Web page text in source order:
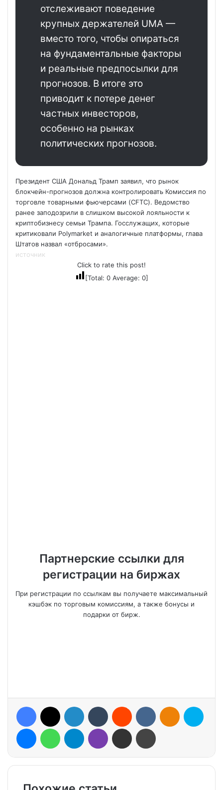
отслеживают поведение
крупных держателей UMA —
вместо того, чтобы опираться
на фундаментальные факторы
и реальные предпосылки для
прогнозов. В итоге это
приводит к потере денег
частных инвесторов,
особенно на рынках
политических прогнозов.
Президент США Дональд Трамп заявил, что рынок
блокчейн-прогнозов должна контролировать Комиссия по
торговле товарными фьючерсами (CFTC). Ведомство
ранее заподозрили в слишком высокой лояльности к
криптобизнесу семьи Трампа. Госслужащих, которые
критиковали Polymarket и аналогичные платформы, глава
Штатов назвал «отбросами».
источник
Click to rate this post!
[Total: 0Average: 0]
Партнерские ссылки для
регистрации на биржах
При регистрации по ссылкам вы получаете максимальный
кэшбэк по торговым комиссиям, а также бонусы и
подарки от бирж.